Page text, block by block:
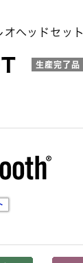
オヘッドセット
生産完了品